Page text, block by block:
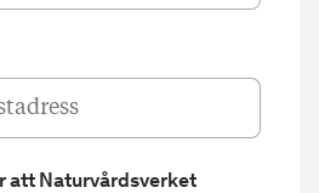
att Naturvårdsverket